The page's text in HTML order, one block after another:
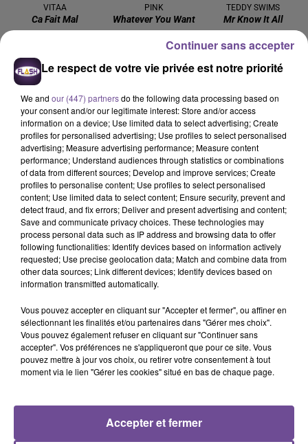
VITAA
Ca Fait Mal
PINK
Whatever You Want
TEDDY SWIMS
Mr Know It All
Cet élément est masqué compte-tenu du refus du
dépôt de cookies que vous avez exprimé. Si vous
souhaitez l'afficher, merci de nous donner votre accord
en cliquant sur le bouton ci-dessous.
Afficher l'élément
PRÈS DE CHEZ VOUS
Le respect de votre vie privée est notre priorité
We and our (447) partnersdo the following data processing based on
your consent and/or our legitimate interest: Store and/or access
information on a device; Use limited data to select advertising; Create
profiles for personalised advertising; Use profiles to select personalised
advertising; Measure advertising performance; Measure content
performance; Understand audiences through statistics or combinations
of data from different sources; Develop and improve services; Create
profiles to personalise content; Use profiles to select personalised
content; Use limited data to select content; Ensure security, prevent and
detect fraud, and fix errors; Deliver and present advertising and content;
Save and communicate privacy choices. These technologies may
process personal data such as IP address and browsing data to offer
following functionalities: Identify devices based on information actively
requested; Use precise geolocation data; Match and combine data from
other data sources; Link different devices; Identify devices based on
information transmitted automatically.
Vous pouvez accepter en cliquant sur "Accepter et fermer", ou affiner en
sélectionnant les finalités et/ou partenaires dans "Gérer mes choix".
Vous pouvez également refuser en cliquant sur "Continuer sans
accepter". Vos préférences ne s'appliqueront que pour ce site. Vous
pouvez mettre à jour vos choix, ou retirer votre consentement à tout
moment via le lien "Gérer les cookies" situé en bas de chaque page.
Accepter et fermer
Continuer sans accepter